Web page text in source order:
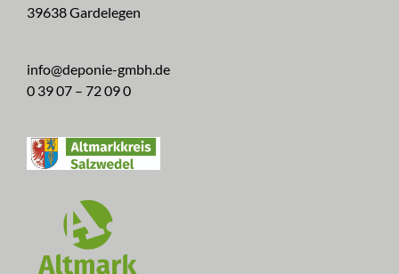
39638 Gardelegen
info@deponie-gmbh.de
0 39 07 – 72 09 0